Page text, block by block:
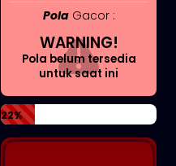
PolaGacor :
WARNING!
Pola belum tersedia
untuk saat ini
22%